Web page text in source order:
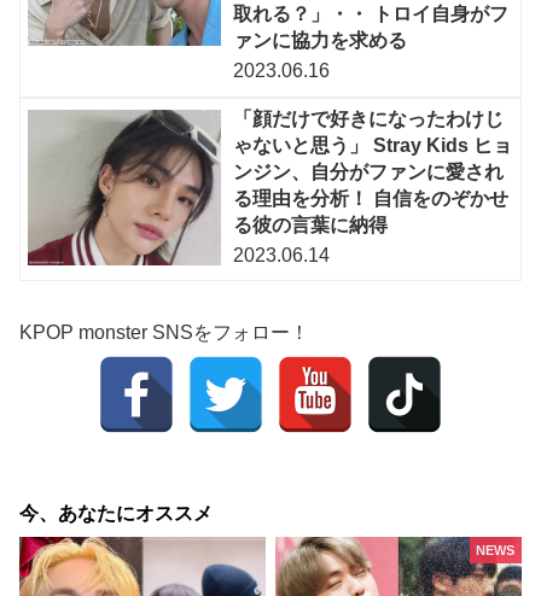
取れる？」・・ トロイ自身がフ
ァンに協力を求める
2023.06.16
「顔だけで好きになったわけじ
ゃないと思う」 Stray Kids ヒョ
ンジン、自分がファンに愛され
る理由を分析！ 自信をのぞかせ
る彼の言葉に納得
2023.06.14
KPOP monster SNSをフォロー！
今、あなたにオススメ
NEWS